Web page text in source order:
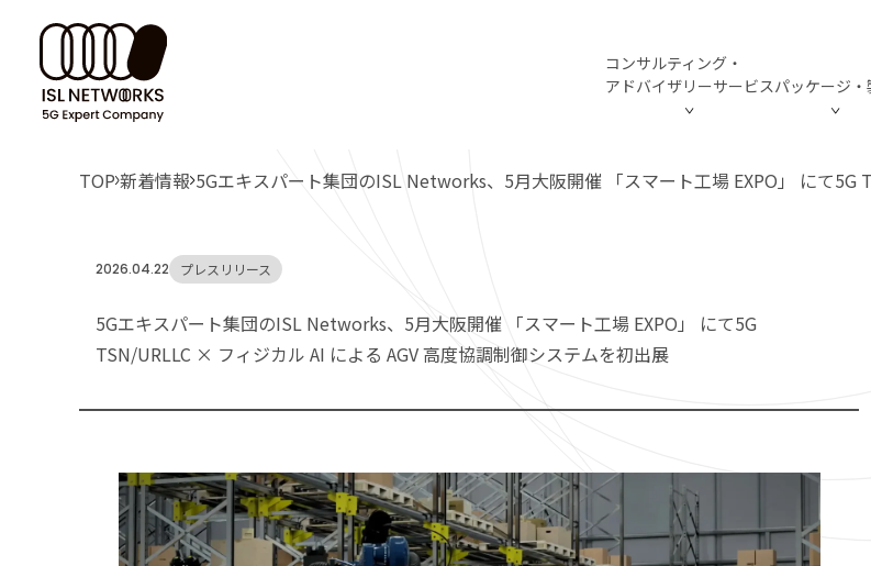
コンサルティング・
アドバイザリーサービスパッケージ・
コンサルティング・
エンジニア育成
スマートファク
パッケージ・製品
ISLN 5G Testing
5G-TSN概要
社会実装に向け
動画
アドバイザリー
アドバ
エンジニア育成
活用シーン
Smart Grid
&PRODUCTS
パッケージ・製品
ISLN 5G Testing
5G-TSN技術情報
5G-TSN概要
TOP 新着情報5Gエキスパート集団のISL Networks、5月大阪開催 「スマート工場 EXPO」 にて5G
2026.04.22 プレスリリース
5Gエキスパート集団のISL Networks、5月大阪開催 「スマート工場 EXPO」 にて5G
TSN/URLLC × フィジカル AI による AGV 高度協調制御システムを初出展